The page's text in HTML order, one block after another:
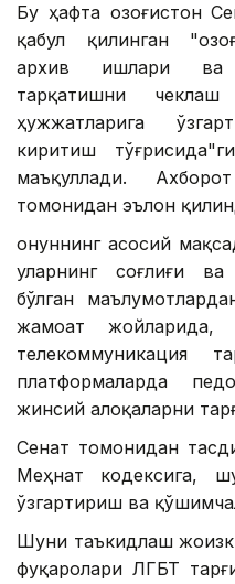
Бу ҳафта Қозоғистон
қабул қилинган
архив ишлари ва
тарқатишни
ҳужжатларига
киритиш
маъқуллади.
томонидан эълон
Қонуннинг асосий
уларнинг соғлиғи
бўлган
жамоат жойларида,
телекоммуникация
платформаларда
жинсий алоқаларни
Сенат томонидан
Меҳнат кодексига,
ўзгартириш ва
Шуни таъкидлаш
фуқаролари ЛГБТ